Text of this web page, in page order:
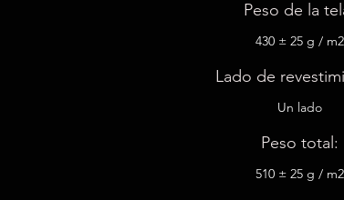
Peso de la
430 ± 25 g / m2
Lado de
Un lado
Peso total:
510 ± 25 g / m2